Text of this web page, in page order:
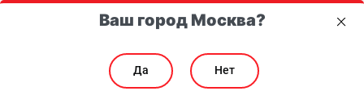
Ваш город Москва?
Да Нет